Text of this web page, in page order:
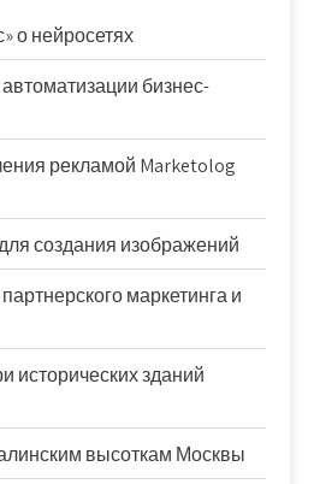
о нейросетях
бизнес-
рекламой Marketolog
создания изображений
маркетинга и
исторических зданий
высоткам Москвы